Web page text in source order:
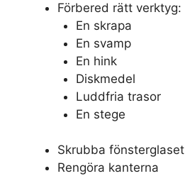
Förbered rätt verktyg:
En skrapa
En svamp
En hink
Diskmedel
Luddfria trasor
En stege
Skrubba fönsterglaset
Rengöra kanterna